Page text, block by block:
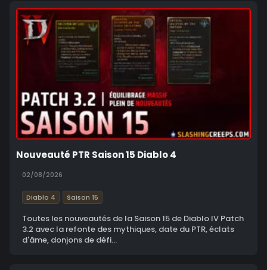
Nouveauté PTR Saison 15 Diablo 4
02/08/2026
Diablo 4 Saison 15
Toutes les nouveautés de la Saison 15 de Diablo IV Patch
3.2 avec la refonte des mythiques, date du PTR, éclats
d'âme, donjons de défi...